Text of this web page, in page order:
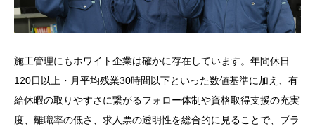
施工管理にもホワイト企業は確かに存在しています。年間休日
120日以上・月平均残業30時間以下といった数値基準に加え、有
給休暇の取りやすさに繋がるフォロー体制や資格取得支援の充実
度、離職率の低さ、求人票の透明性を総合的に見ることで、ブラ